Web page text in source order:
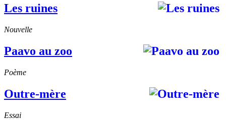
Les ruines
Nouvelle
Paavo au zoo
Poème
Outre-mère
Essai